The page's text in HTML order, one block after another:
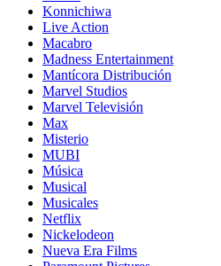
Konnichiwa
Live Action
Macabro
Madness Entertainment
Mantícora Distribución
Marvel Studios
Marvel Televisión
Max
Misterio
MUBI
Música
Musical
Musicales
Netflix
Nickelodeon
Nueva Era Films